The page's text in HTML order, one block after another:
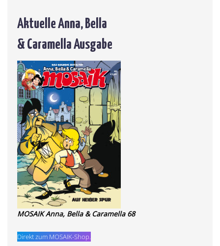
Aktuelle Anna, Bella
& Caramella Ausgabe
MOSAIK Anna, Bella & Caramella 68
Direkt zum MOSAIK-Shop.